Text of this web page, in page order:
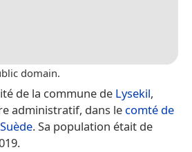
domain.
de la commune de Lysekil,
administratif, dans le comté de
Suède. Sa population était de